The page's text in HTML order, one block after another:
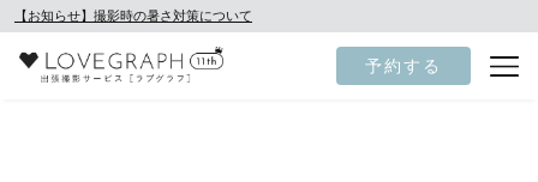
【お知らせ】撮影時の暑さ対策について
予約する